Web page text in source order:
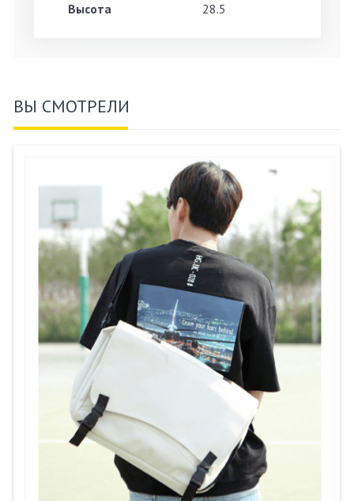
Высота
28.5
ВЫ СМОТРЕЛИ